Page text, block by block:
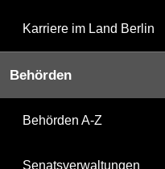
Karriere im Land Berlin
Behörden
Behörden A-Z
Senatsverwaltungen